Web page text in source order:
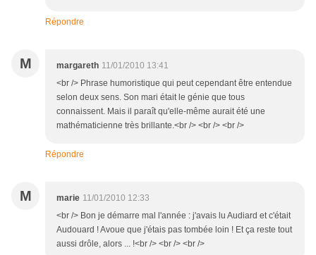
Répondre
M margareth 11/01/2010 13:41
<br /> Phrase humoristique qui peut cependant être entendue
selon deux sens. Son mari était le génie que tous
connaissent. Mais il paraît qu'elle-même aurait été une
mathématicienne très brillante.<br /> <br /> <br />
Répondre
M marie 11/01/2010 12:33
<br /> Bon je démarre mal l'année : j'avais lu Audiard et c'était
Audouard ! Avoue que j'étais pas tombée loin ! Et ça reste tout
aussi drôle, alors ... !<br /> <br /> <br />